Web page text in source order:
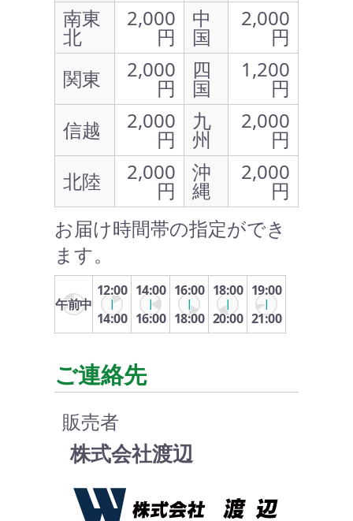
南東
北
2,000
円
中
国
2,000
円
関東
2,000
円
四
国
1,200
円
信越
2,000
円
九
州
2,000
円
北陸
2,000
円
沖
縄
2,000
円
お届け時間帯の指定ができ
ます。
午前中
12:00
14:00
14:00
16:00
16:00
18:00
18:00
20:00
19:00
21:00
ご連絡先
販売者
株式会社渡辺